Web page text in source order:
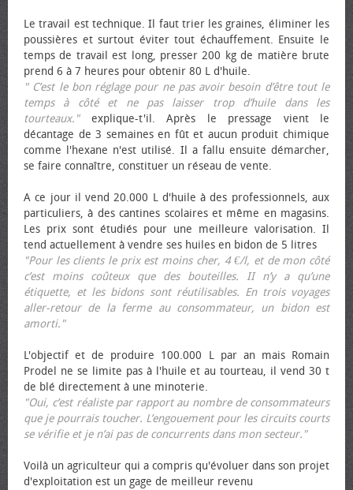
Le travail est technique. Il faut trier les graines, éliminer les
poussières et surtout éviter tout échauffement. Ensuite le
temps de travail est long, presser 200 kg de matière brute
prend 6 à 7 heures pour obtenir 80 L d'huile.
" C’est le bon réglage pour ne pas avoir besoin d’être tout le
temps à côté et ne pas laisser trop d’huile dans les
tourteaux."explique-t'il. Après le pressage vient le
décantage de 3 semaines en fût et aucun produit chimique
comme l'hexane n'est utilisé. Il a fallu ensuite démarcher,
se faire connaître, constituer un réseau de vente.
A ce jour il vend 20.000 L d'huile à des professionnels, aux
particuliers, à des cantines scolaires et même en magasins.
Les prix sont étudiés pour une meilleure valorisation. Il
tend actuellement à vendre ses huiles en bidon de 5 litres
"Pour les clients le prix est moins cher, 4 €/l, et de mon côté
c’est moins coûteux que des bouteilles. II n’y a qu’une
étiquette, et les bidons sont réutilisables. En trois voyages
aller-retour de la ferme au consommateur, un bidon est
amorti."
L'objectif et de produire 100.000 L par an mais Romain
Prodel ne se limite pas à l'huile et au tourteau, il vend 30 t
de blé directement à une minoterie.
"Oui, c’est réaliste par rapport au nombre de consommateurs
que je pourrais toucher. L’engouement pour les circuits courts
se vérifie et je n’ai pas de concurrents dans mon secteur."
Voilà un agriculteur qui a compris qu'évoluer dans son projet
d'exploitation est un gage de meilleur revenu